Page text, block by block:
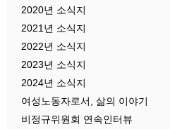
2020년 소식지
2021년 소식지
2022년 소식지
2023년 소식지
2024년 소식지
여성노동자로서, 삶의 이야기
비정규위원회 연속인터뷰